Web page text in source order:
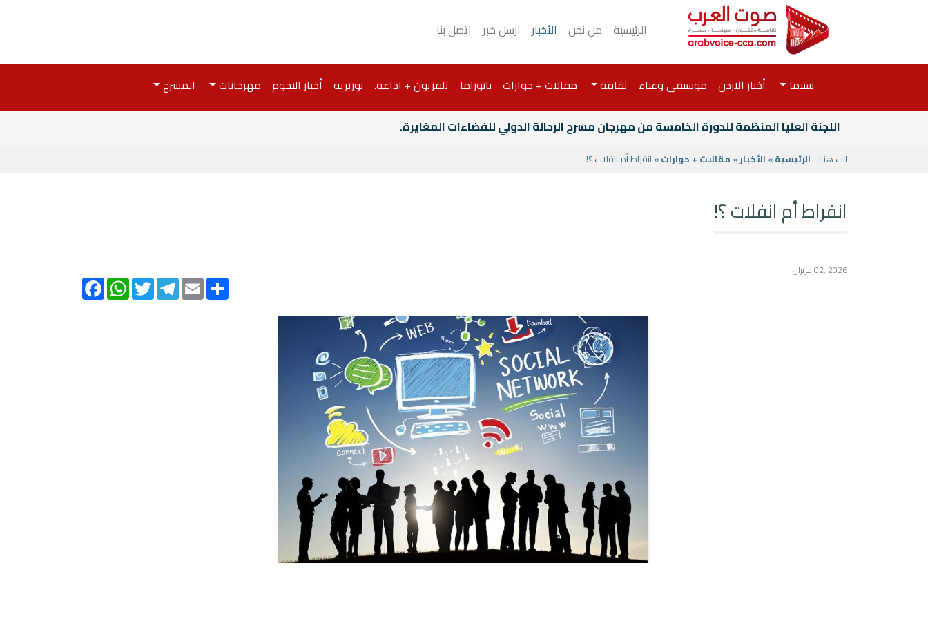
الرئيسية من نحن الأخبار ارسل خبر اتصل بنا
سينما أخبار الاردن موسيقى وغناء ثقافة مقالات + حوارات بانوراما تلفزيون + اذاعة. بورتريه أخبار النجوم مهرجانات
المسرح
اللجنة العليا المنظمة للدورة الخامسة من مهرجان مسرح الرحالة الدولي للفضاءات المغايرة.
انت هنا: الرئيسية» الأخبار» مقالات + حوارات» انفراط أم انفلات ؟!
انفراط أم انفلات ؟!
2026 ,02 حزيران
Facebook
WhatsAppTwitterTelegramEmailShare